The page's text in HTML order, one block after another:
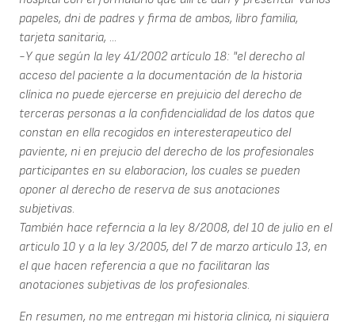
papeles, dni de padres y firma de ambos, libro familia,
tarjeta sanitaria, ...
-Y que según la ley 41/2002 artículo 18: "el derecho al
acceso del paciente a la documentación de la historia
clínica no puede ejercerse en prejuicio del derecho de
terceras personas a la confidencialidad de los datos que
constan en ella recogidos en interesterapeutico del
paviente, ni en prejucio del derecho de los profesionales
participantes en su elaboracion, los cuales se pueden
oponer al derecho de reserva de sus anotaciones
subjetivas.
También hace referncia a la ley 8/2008, del 10 de julio en el
articulo 10 y a la ley 3/2005, del 7 de marzo articulo 13, en
el que hacen referencia a que no facilitaran las
anotaciones subjetivas de los profesionales.
En resumen, no me entregan mi historia clinica, ni siquiera